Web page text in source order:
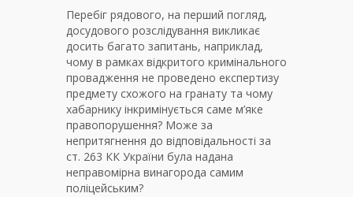
Перебіг рядового, на перший погляд,
досудового розслідування викликає
досить багато запитань, наприклад,
чому в рамках відкритого кримінального
провадження не проведено експертизу
предмету схожого на гранату та чому
хабарнику інкримінується саме м’яке
правопорушення? Може за
непритягнення до відповідальності за
ст. 263 КК України була надана
неправомірна винагорода самим
поліцейським?